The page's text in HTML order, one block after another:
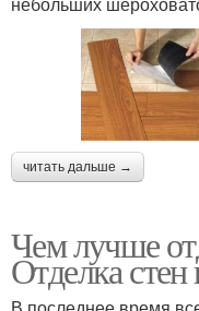
читать дальше →
Чем лучше
Отделка стен